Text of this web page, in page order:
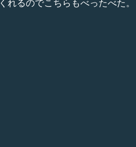
るのでこちらもべったべた。